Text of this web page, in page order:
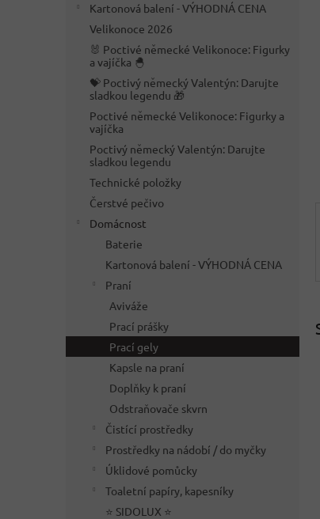
Kartonová balení - VÝHODNÁ CENA
Velikonoce 2026
🐰 Poctivé německé Velikonoce: Figurky
a vajíčka 🐣
💝 Poctivý německý Valentýn: Darujte
sladkou legendu 🎁
Poctivé německé Velikonoce: Figurky a
vajíčka
Poctivý německý Valentýn: Darujte
sladkou legendu
Technické položky
Čerstvé pečivo
Domácnost
Baterie
Kartonová balení - VÝHODNÁ CENA
Praní
Aviváže
Prací prášky
Prací gely
Kapsle na praní
Doplňky k praní
Odstraňovače skvrn
Čistící prostředky
Prostředky na nádobí / do myčky
Úklidové pomůcky
Toaletní papíry, kapesníky
⭐ SIDOLUX ⭐